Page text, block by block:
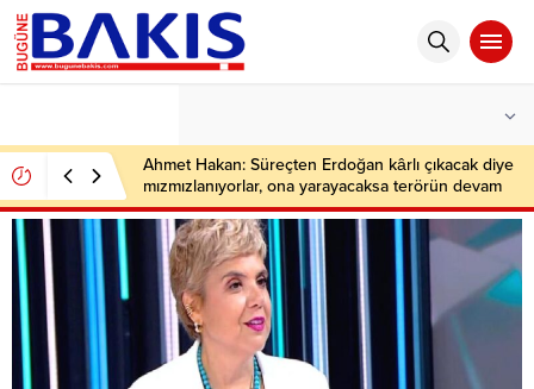
Ahmet Hakan: Süreçten Erdoğan kârlı çıkacak diye
mızmızlanıyorlar, ona yarayacaksa terörün devam
etmesini ister bunlar